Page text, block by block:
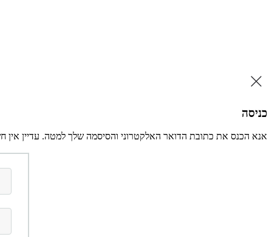
כניסה
אנא הכנס את כתובת הדואר האלקטרוני והסיסמה שלך למטה. עדיין אין